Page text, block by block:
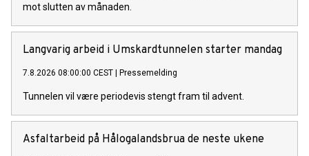
mot slutten av månaden.
Langvarig arbeid i Umskardtunnelen starter mandag
7.8.2026 08:00:00 CEST | Pressemelding
Tunnelen vil være periodevis stengt fram til advent.
Asfaltarbeid på Hålogalandsbrua de neste ukene